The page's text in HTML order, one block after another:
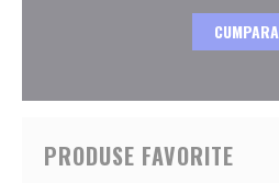
CUMPARA
PRODUSE FAVORITE